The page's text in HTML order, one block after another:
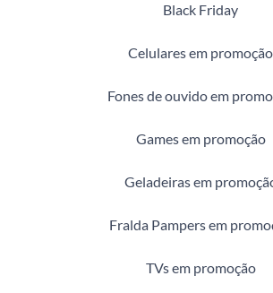
Black Friday
Celulares em promoção
Fones de ouvido em
Games em promoção
Geladeiras em
Fralda Pampers em
TVs em promoção